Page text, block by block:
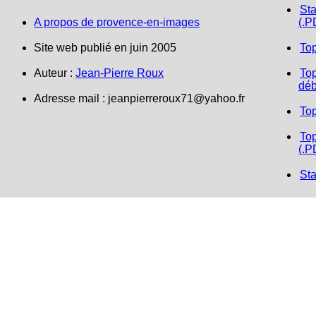
A propos de provence-en-images
Site web publié en juin 2005
Auteur : Jean-Pierre Roux
Adresse mail : jeanpierreroux71@yahoo.fr